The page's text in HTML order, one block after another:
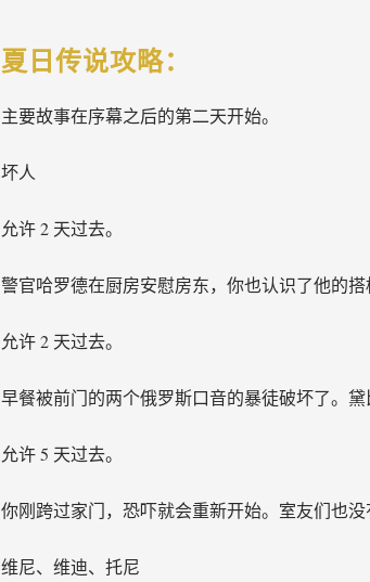
夏日传说攻略：
主要故事在序幕之后的第二天开始。
坏人
允许 2 天过去。
警官哈罗德在厨房安慰房东，你也认识了他的
允许 2 天过去。
早餐被前门的两个俄罗斯口音的暴徒破坏了。
允许 5 天过去。
你刚跨过家门，恐吓就会重新开始。室友们也没
维尼、维迪、托尼